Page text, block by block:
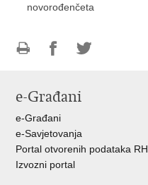
novorođenčeta
FacebookuTwitteru
e-Građani
e-Građani
e-Savjetovanja
Portal otvorenih podataka RH
Izvozni portal